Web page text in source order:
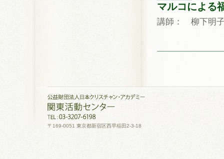
マルコによる
講師： 柳下明
〒169-0051 東京都新宿区西早稲田2-3-18